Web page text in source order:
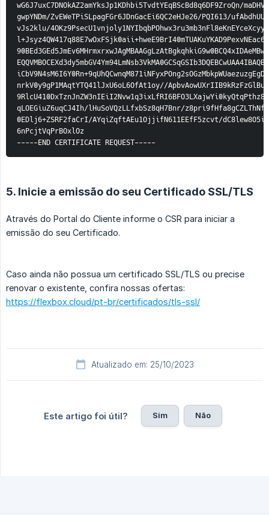
wG6J7uxC7DNOkAZ2amYksJp1KDhbi5TvdtYEqBScBd8q6DF9ZroQn/
gwpYNDm/ZvEWeTPiSLpagFGr6JDnGacEi6QC2eHJe26/PQI613/
vJs2klu/
nrkV0y9gP1MAqtYTQ41lJxU6oL6OfAt1oy//
qLOEGiuZ6uqCJ4Ih/lHuSoVQzLLfxbSz8qH7Bnr/
0EDlj6+ZSRF2faCrI/AYqiZqftAEu1OjjifN611EEfF5zcvt/
6nPcjtVqPrBOxlOz
-----END CERTIFICATE REQUEST-----
5. Inicie a emissão do seu Certificado SSL/TLS
Através do Portal do Cliente informe o CSR para iniciar a
emissão do seu Certificado.
Caso ainda não possua um certificado SSL/TLS ou precise
renovar o existente, confira nossas ofertas:
https://flexbox.cloud/pt-br/certificados/tls-ssl/
Atualizado em: 25/10/2023
Este artigo foi útil? Sim Não